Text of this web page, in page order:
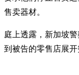
售卖器材。
庭上透露，新加坡
到被告的零售店展开